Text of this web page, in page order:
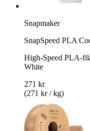
Snapmaker
SnapSpeed PLA
High-Speed PLA-
White
271 kr
(271 kr / kg)